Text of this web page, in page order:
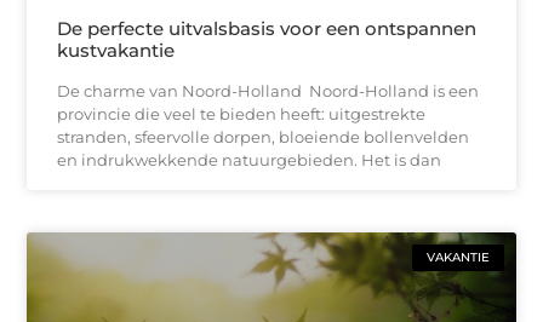
De perfecte uitvalsbasis voor een ontspannen
kustvakantie
De charme van Noord-Holland Noord-Holland is een
provincie die veel te bieden heeft: uitgestrekte
stranden, sfeervolle dorpen, bloeiende bollenvelden
en indrukwekkende natuurgebieden. Het is dan
VAKANTIE